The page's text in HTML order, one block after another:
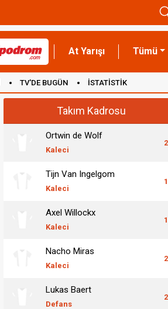
At Yarışı Tümü
TV'DE BUGÜN İSTATİSTİK
Takım Kadrosu
Ortwin de Wolf
Kaleci
Tijn Van Ingelgom
Kaleci
Axel Willockx
Kaleci
Nacho Miras
Kaleci
Lukas Baert
Defans